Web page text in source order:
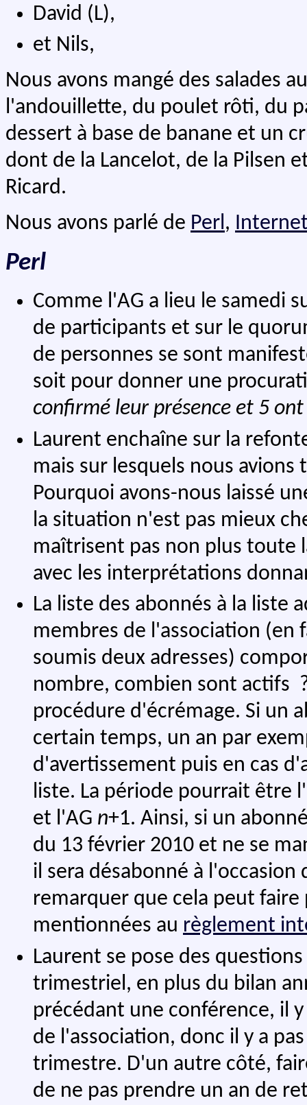
David (L),
et Nils,
Nous avons mangé des salades
l'andouillette, du poulet rôti, du
dessert à base de banane et un
dont de la Lancelot, de la Pilsen
Ricard.
Nous avons parlé de Perl,
Perl
Comme l'AG a lieu le samedi
de participants et sur le
de personnes se sont
soit pour donner une
confirmé leur présence et 5
Laurent enchaîne sur la
mais sur lesquels nous
Pourquoi avons-nous laissé
la situation n'est pas mieux
maîtrisent pas non plus toute
avec les interprétations
La liste des abonnés à la liste
membres de l'association (en
soumis deux adresses)
nombre, combien sont actifs
procédure d'écrémage. Si un
certain temps, un an par
d'avertissement puis en cas
liste. La période pourrait être
et l'AG n+1. Ainsi, si un
du 13 février 2010 et ne se
il sera désabonné à l'occasion
remarquer que cela peut
mentionnées au règlement
Laurent se pose des
trimestriel, en plus du bilan
précédant une conférence, il
de l'association, donc il y a
trimestre. D'un autre côté,
de ne pas prendre un an de